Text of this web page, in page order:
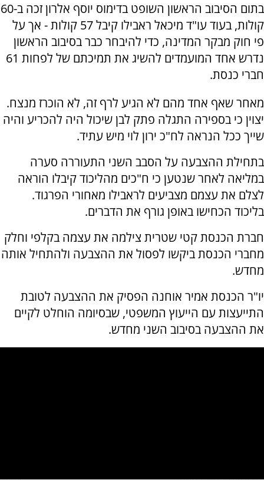
בתום הסיבוב הראשון השופט בדימוס יוסף אלרון זכה ב-60
קולות, בעוד עו"ד מיכאל ראבילו קיבל 57 קולות - אך על
פי חוק מבקר המדינה, כדי להיבחר כבר בסיבוב הראשון
נדרש אחד המועמדים להשיג את תמיכתם של לפחות 61
חברי כנסת.
מאחר שאף אחד מהם לא הגיע לרף זה, לא הוכרז מנצח.
יצוין כי בספירה התגלה פתק לבן שיכול היה להכריע והיה
שייך ככל הנראה לח"כ ירון לוי מיש עתיד.
בתחילת ההצבעה על הסבב השני התעוררה סערה
במליאה לאחר שנטען כי ח"כים מהליכוד קיבלו הוראה
לצלם את עצמם מצביעים לראבילו מאחורי הפרגוד.
בליכוד הכחישו באופן גורף את הדברים.
חברת הכנסת קטי שטרית צילמה את עצמה בקלפי וחלק
מחברי הכנסת ביקשו לפסול את ההצבעה ולהתחיל אותה
מחדש.
יו"ר הכנסת אמיר אוחנה הפסיק את ההצבעה לטובת
התייעצות עם הייעוץ המשפטי, שבסיומה הוחלט לקיים
את ההצבעה בסיבוב השני מחדש.